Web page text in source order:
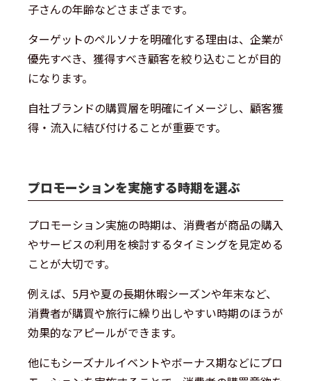
子さんの年齢などさまざまです。
ターゲットのペルソナを明確化する理由は、企業が
優先すべき、獲得すべき顧客を絞り込むことが目的
になります。
自社ブランドの購買層を明確にイメージし、顧客獲
得・流入に結び付けることが重要です。
プロモーションを実施する時期を選ぶ
プロモーション実施の時期は、消費者が商品の購入
やサービスの利用を検討するタイミングを見定める
ことが大切です。
例えば、5月や夏の長期休暇シーズンや年末など、
消費者が購買や旅行に繰り出しやすい時期のほうが
効果的なアピールができます。
他にもシーズナルイベントやボーナス期などにプロ